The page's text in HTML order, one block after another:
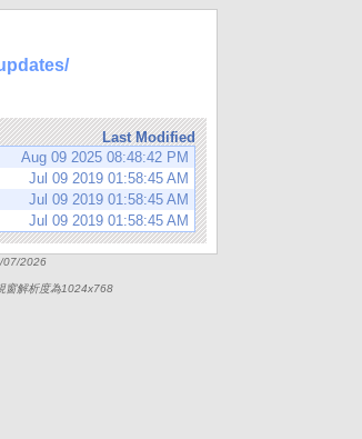
Last Modified
Aug 09 2025 08:48:42 PM
Jul 09 2019 01:58:45 AM
Jul 09 2019 01:58:45 AM
Jul 09 2019 01:58:45 AM
07/2026
窗解析度為1024x768